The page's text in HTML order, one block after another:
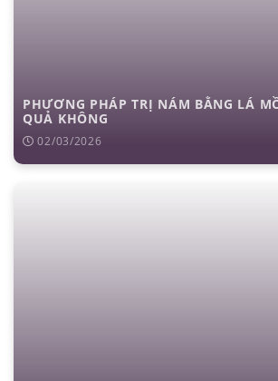
PHƯƠNG PHÁP TRỊ NÁM BẰNG LÁ
QUẢ KHÔNG
02/03/2026